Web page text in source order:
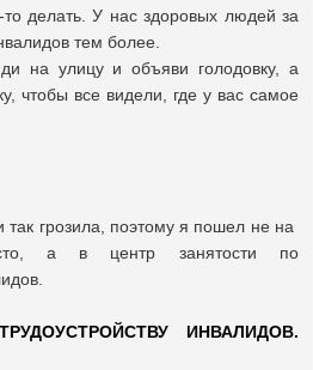
делать. У нас здоровых людей за
тем более.
на улицу и объяви голодовку, а
чтобы все видели, где у вас самое
так грозила, поэтому я пошел не на
а в центр занятости по
ИНВАЛИДОВ.